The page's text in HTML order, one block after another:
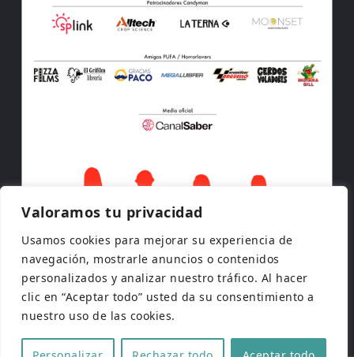
Valoramos tu privacidad
Usamos cookies para mejorar su experiencia de
navegación, mostrarle anuncios o contenidos
personalizados y analizar nuestro tráfico. Al hacer
clic en “Aceptar todo” usted da su consentimiento a
nuestro uso de las cookies.